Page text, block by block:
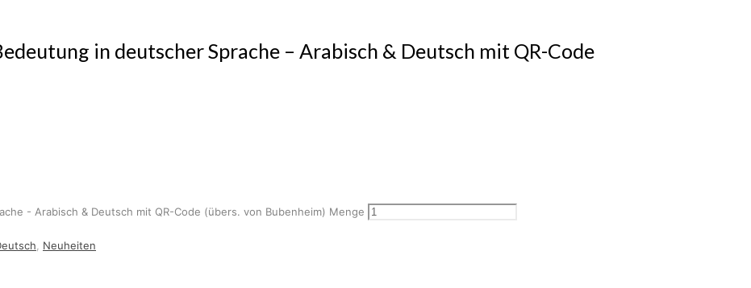
in deutscher Sprache – Arabisch & Deutsch mit QR-Code
- Arabisch & Deutsch mit QR-Code (übers. von Bubenheim) Menge
, Neuheiten